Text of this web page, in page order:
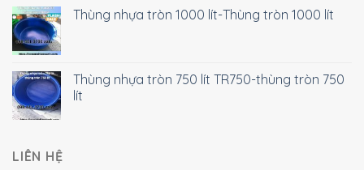
Thùng nhựa tròn 1000 lít-Thùng tròn 1000 lít
Thùng nhựa tròn 750 lít TR750-thùng tròn 750
lít
LIÊN HỆ